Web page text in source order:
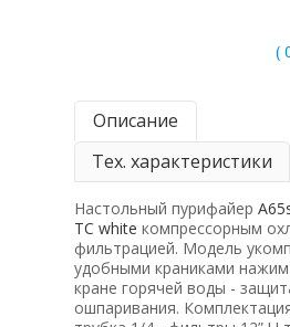
(
Описание
Тех. характеристики
Настольный пурифайер
TCwhite компрессорным
фильтрацией. Модель
удобными краниками
кране горячей воды -
ошпаривания.